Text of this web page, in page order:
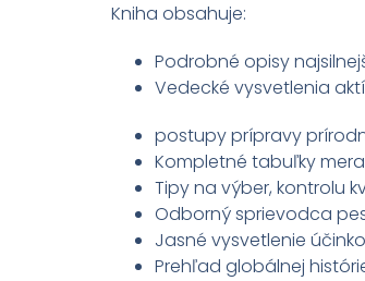
Kniha obsahuje:
Podrobné opisy
Vedecké vysvetlenia
postupy prípravy
Kompletné tabuľky
Tipy na výber, kontrolu
Odborný sprievodca
Jasné vysvetlenie
Prehľad globálnej